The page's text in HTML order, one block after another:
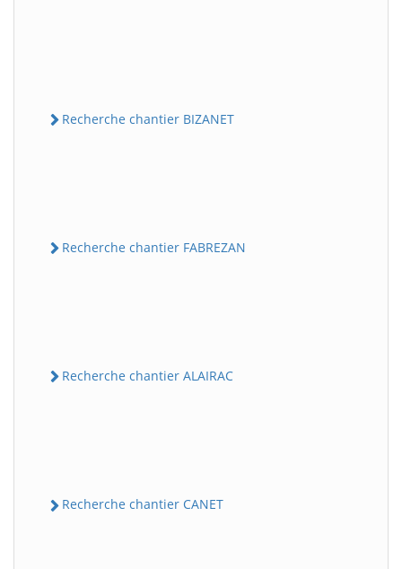
Recherche chantier BIZANET
Recherche chantier FABREZAN
Recherche chantier ALAIRAC
Recherche chantier CANET